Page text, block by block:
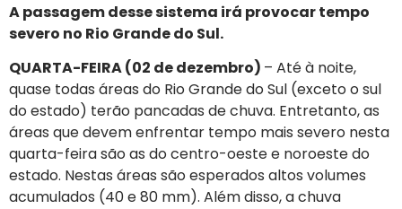
A passagem desse sistema irá provocar tempo
severo no Rio Grande do Sul.
QUARTA-FEIRA (02 de dezembro) – Até à noite,
quase todas áreas do Rio Grande do Sul (exceto o sul
do estado) terão pancadas de chuva. Entretanto, as
áreas que devem enfrentar tempo mais severo nesta
quarta-feira são as do centro-oeste e noroeste do
estado. Nestas áreas são esperados altos volumes
acumulados (40 e 80 mm). Além disso, a chuva